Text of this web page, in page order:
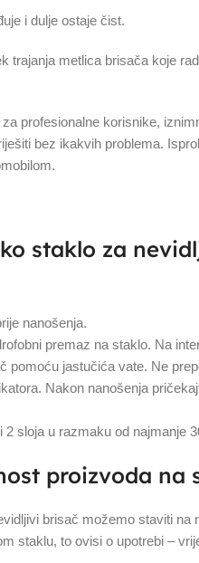
i dulje ostaje čist.
trajanja metlica brisača koje
profesionalne korisnike,
bez ikakvih problema.
staklo za
nanošenja.
premaz na staklo. Na
pomoću jastučića vate. Ne
Nakon nanošenja
sloja u razmaku od najmanje
proizvoda na
brisač možemo staviti na
staklu, to ovisi o upotrebi –